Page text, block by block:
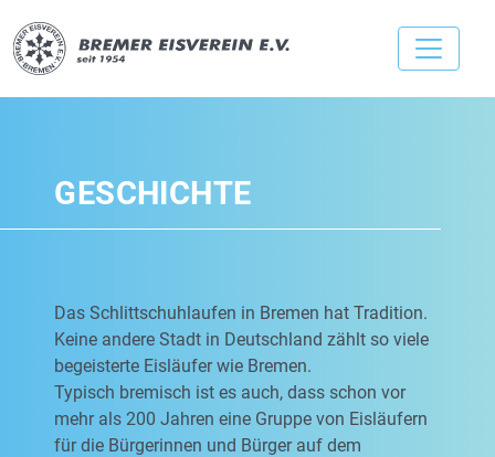
GESCHICHTE
Das Schlittschuhlaufen in Bremen hat Tradition.
Keine andere Stadt in Deutschland zählt so viele
begeisterte Eisläufer wie Bremen.
Typisch bremisch ist es auch, dass schon vor
mehr als 200 Jahren eine Gruppe von Eisläufern
für die Bürgerinnen und Bürger auf dem